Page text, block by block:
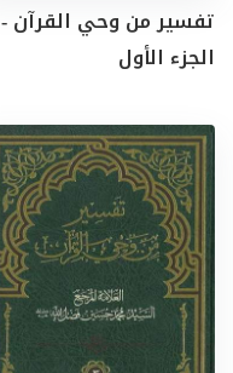
تفسير من وحي القرآن -
الجزء الأول